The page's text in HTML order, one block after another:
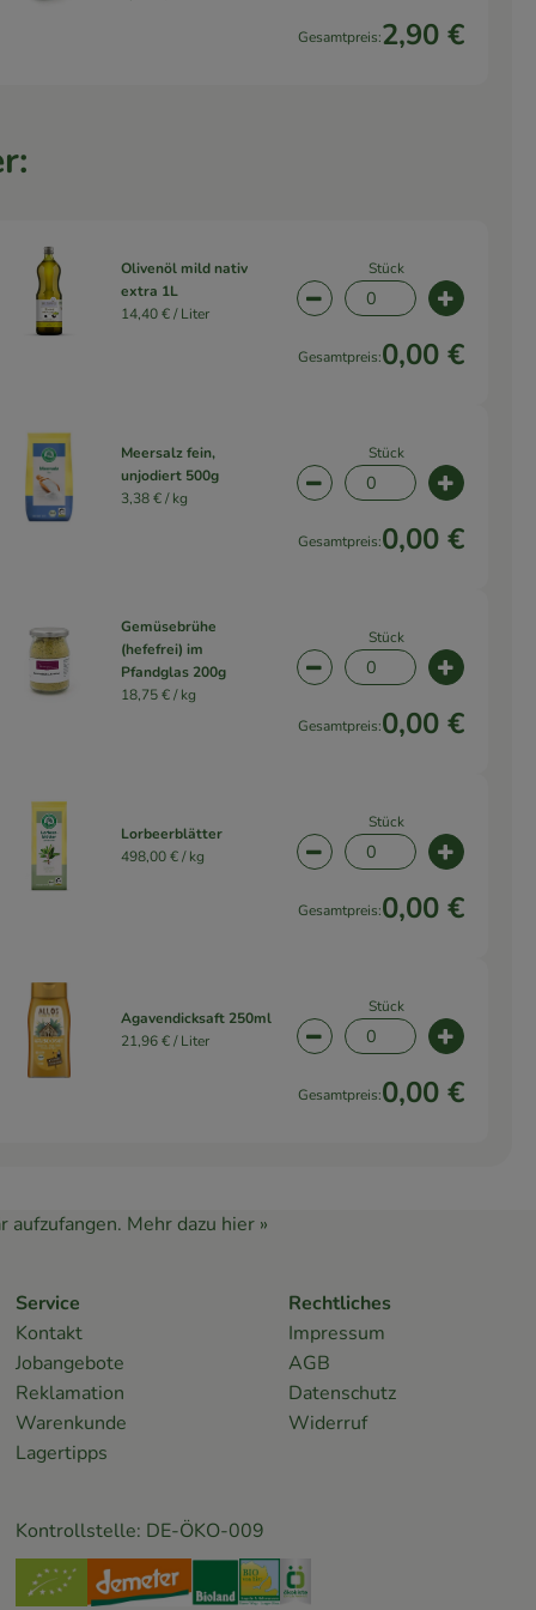
Gesamtpreis:2,90 €
ändern
Olivenöl mild nativ
extra 1L
14,40 € /Liter
Stück
Artikelanzahl verringern
Gesamtpreis:0,00 €
ändern
Meersalz fein,
unjodiert 500g
3,38 € /kg
Stück
Artikelanzahl verringern
Gesamtpreis:0,00 €
ändern
Gemüsebrühe
(hefefrei) im
Pfandglas 200g
18,75 € /kg
Stück
Artikelanzahl verringern
Gesamtpreis:0,00 €
ändern
Lorbeerblätter
498,00 € /kg
Stück
Artikelanzahl verringern
Gesamtpreis:0,00 €
ändern
Agavendicksaft 250ml
21,96 € /Liter
Stück
Artikelanzahl verringern
Gesamtpreis:0,00 €
aufzufangen. Mehr dazu hier »
Service
Kontakt
Jobangebote
Reklamation
Warenkunde
Lagertipps
Rechtliches
Impressum
AGB
Datenschutz
Widerruf
Kontrollstelle: DE-ÖKO-009